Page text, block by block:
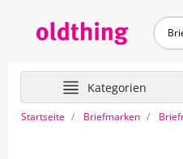
Kategorien
Startseite Briefmarken